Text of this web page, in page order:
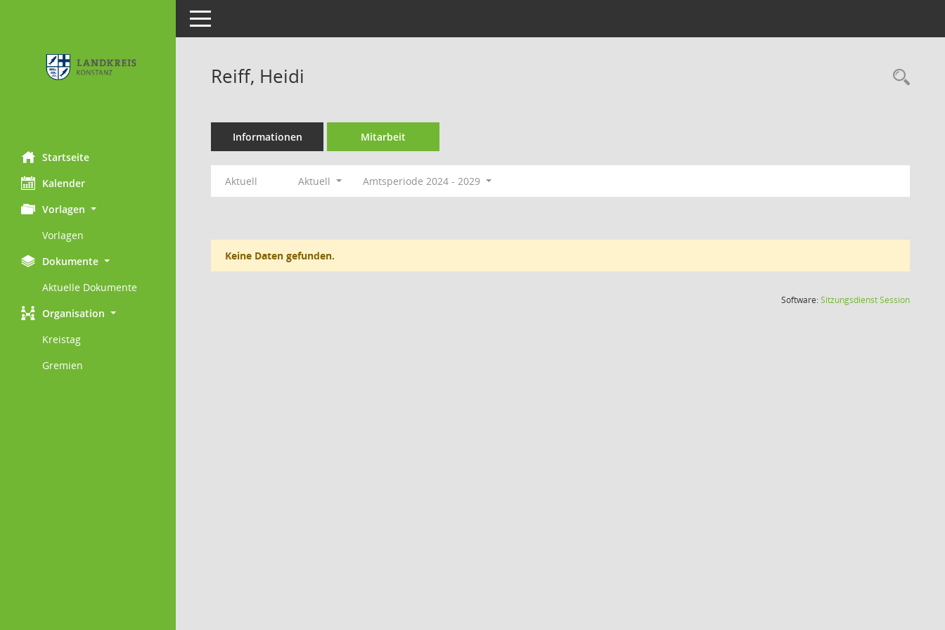
Startseite
Kalender
Vorlagen
Vorlagen
Dokumente
Aktuelle Dokumente
Organisation
Kreistag
Gremien
Toggle navigation
Reiff, Heidi
Informationen Mitarbeit
Aktuell Aktuell Amtsperiode 2024 - 2029
Keine Daten gefunden.
Software:SitzungsdienstSession(Wird in